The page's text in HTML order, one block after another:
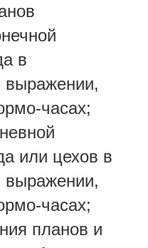
в
выражении,
часах;
или цехов в
выражении,
часах;
планов и